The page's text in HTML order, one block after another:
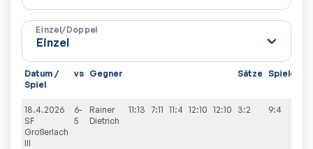
Einzel/Doppel
Datum /
Spiel
vs Gegner Sätze Spiele
18.4.2026
SF
Großerlach
III
6-
5
Rainer
Dietrich
11:13 7:11 11:4 12:10 12:10 3:2 9:4